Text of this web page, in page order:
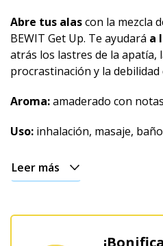
Abre tus alascon la mezcla
BEWIT Get Up. Te ayudará a
atrás los lastres de la apatía,
procrastinación y la debilidad
Aroma:amaderado con
Uso: inhalación, masaje,
Leer más